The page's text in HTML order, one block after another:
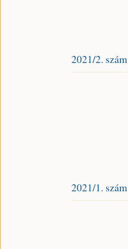
2021/2. szám
2021/1. szám